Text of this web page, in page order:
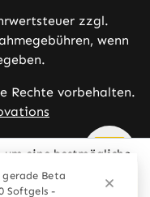
zzgl.
wenn
Rechte vorbehalten.
um eine bestmögliche
Informationen ...